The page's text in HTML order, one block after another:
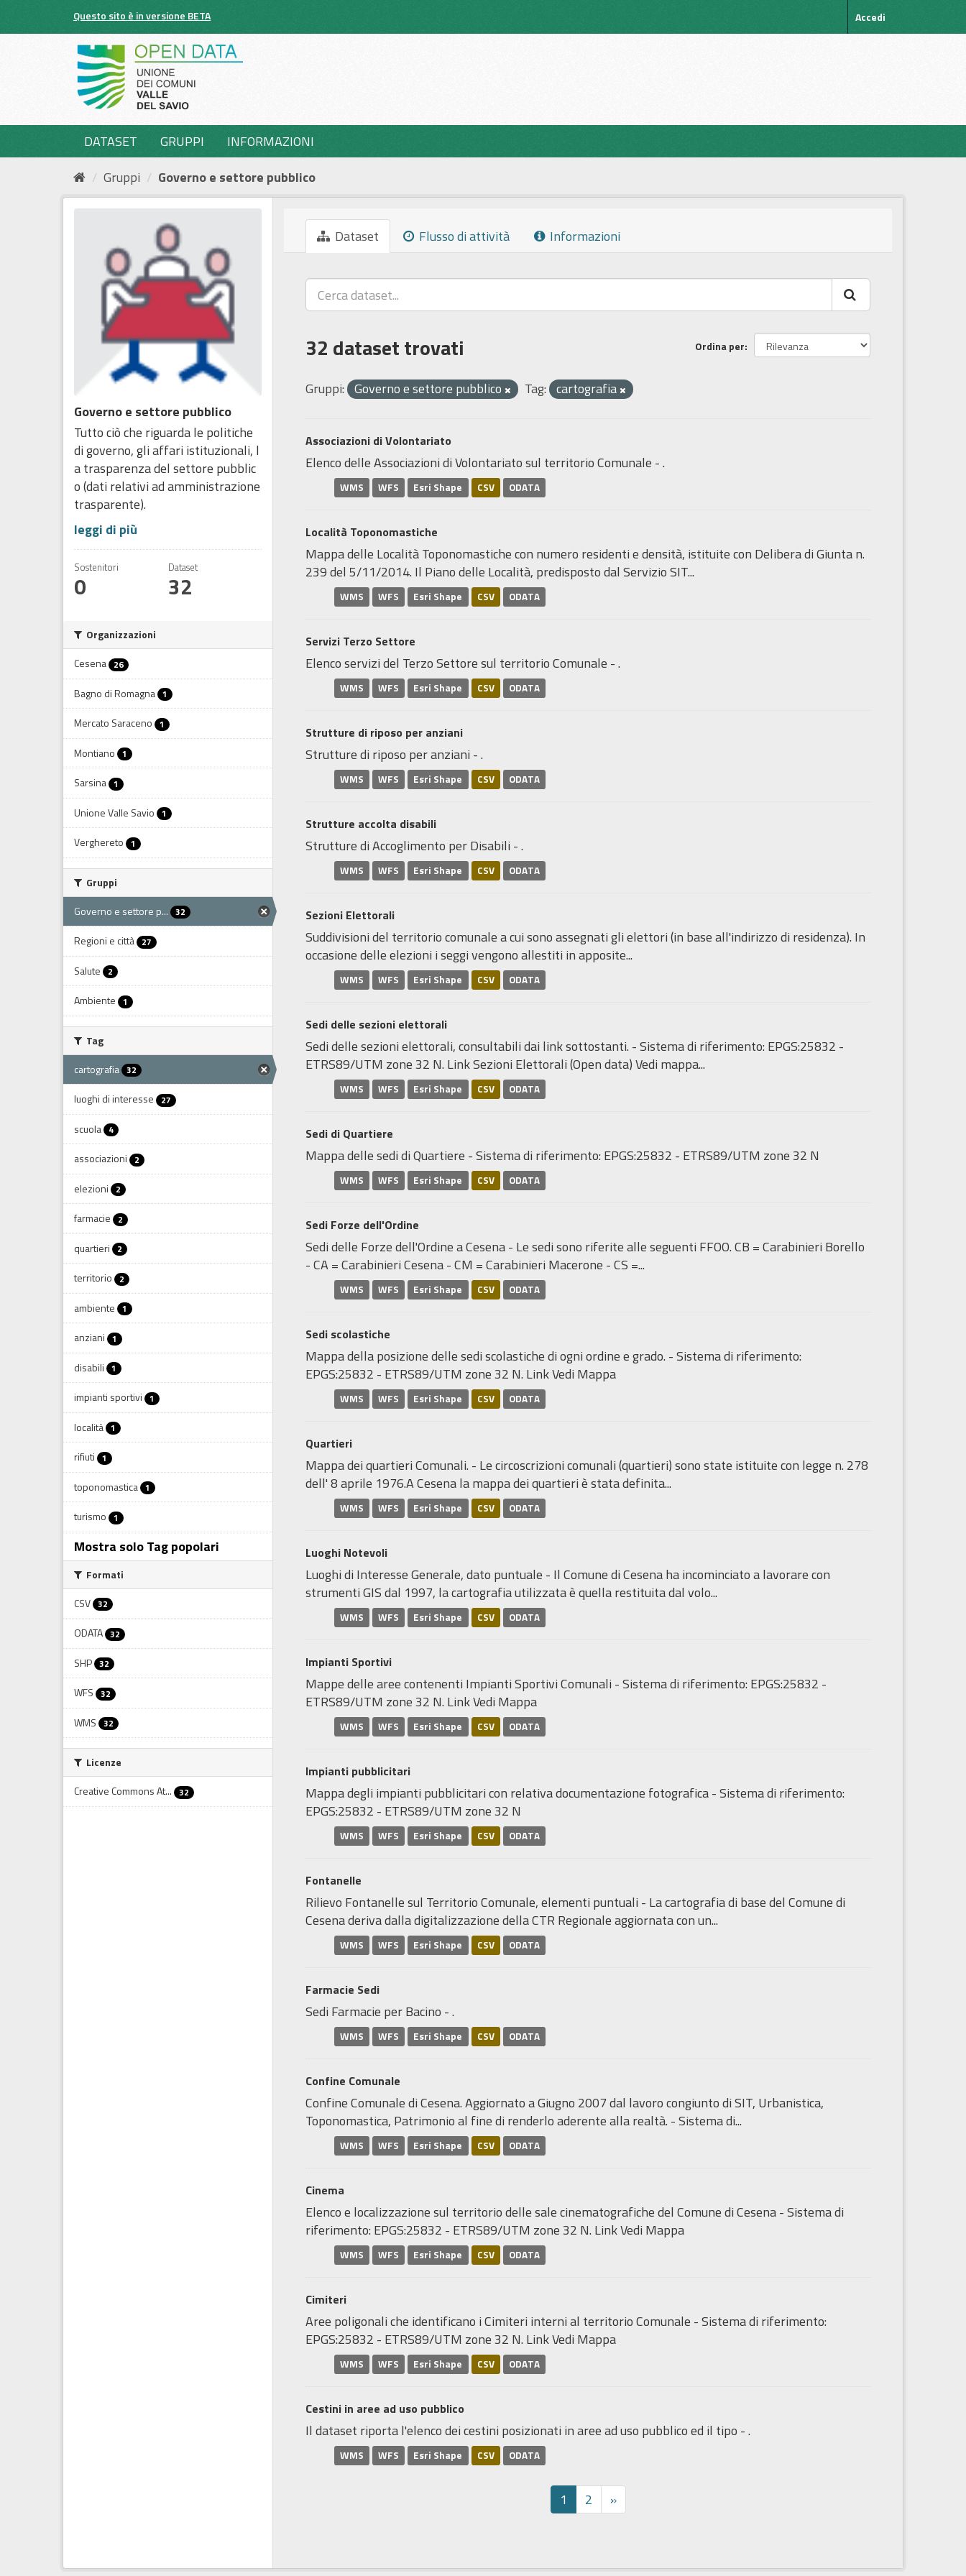
Questo sito è in versione BETA Accedi
DATASET GRUPPI
INFORMAZIONI
Gruppi
Governo e settore pubblico
Governo e settore pubblico
Tutto ciò che riguarda le politiche
di governo, gli affari istituzionali, l
a trasparenza del settore pubblic
o (dati relativi ad amministrazione
trasparente).
leggi di più
Sostenitori
0
Dataset
32
Organizzazioni
Cesena 26
Bagno di Romagna 1
Mercato Saraceno 1
Montiano 1
Sarsina 1
Unione Valle Savio 1
Verghereto 1
Gruppi
Governo e settore p... 32
Regioni e città 27
Salute 2
Ambiente 1
Tag
cartografia 32
luoghi di interesse 27
scuola 4
associazioni 2
elezioni 2
farmacie 2
quartieri 2
territorio 2
ambiente 1
anziani 1
disabili 1
impianti sportivi 1
località 1
rifiuti 1
toponomastica 1
turismo 1
Mostra solo Tag popolari
Formati
CSV 32
ODATA 32
SHP 32
WFS 32
WMS 32
Licenze
Creative Commons At... 32
Dataset Flusso di attività Informazioni
Ordina per
32 dataset trovati
Gruppi: Governo e settore pubblico Tag: cartografia
Associazioni di Volontariato
Elenco delle Associazioni di Volontariato sul territorio Comunale - .
WMS WFS Esri Shape CSV ODATA
Località Toponomastiche
Mappa delle Località Toponomastiche con numero residenti e densità, istituite con Delibera di Giunta n.
239 del 5/11/2014. Il Piano delle Località, predisposto dal Servizio SIT...
WMS WFS Esri Shape CSV ODATA
Servizi Terzo Settore
Elenco servizi del Terzo Settore sul territorio Comunale - .
WMS WFS Esri Shape CSV ODATA
Strutture di riposo per anziani
Strutture di riposo per anziani - .
WMS WFS Esri Shape CSV ODATA
Strutture accolta disabili
Strutture di Accoglimento per Disabili - .
WMS WFS Esri Shape CSV ODATA
Sezioni Elettorali
Suddivisioni del territorio comunale a cui sono assegnati gli elettori (in base all'indirizzo di residenza). In
occasione delle elezioni i seggi vengono allestiti in apposite...
WMS WFS Esri Shape CSV ODATA
Sedi delle sezioni elettorali
Sedi delle sezioni elettorali, consultabili dai link sottostanti. - Sistema di riferimento: EPGS:25832 -
ETRS89/UTM zone 32 N. Link Sezioni Elettorali (Open data) Vedi mappa...
WMS WFS Esri Shape CSV ODATA
Sedi di Quartiere
Mappa delle sedi di Quartiere - Sistema di riferimento: EPGS:25832 - ETRS89/UTM zone 32 N
WMS WFS Esri Shape CSV ODATA
Sedi Forze dell'Ordine
Sedi delle Forze dell'Ordine a Cesena - Le sedi sono riferite alle seguenti FFOO. CB = Carabinieri Borello
- CA = Carabinieri Cesena - CM = Carabinieri Macerone - CS =...
WMS WFS Esri Shape CSV ODATA
Sedi scolastiche
Mappa della posizione delle sedi scolastiche di ogni ordine e grado. - Sistema di riferimento:
EPGS:25832 - ETRS89/UTM zone 32 N. Link Vedi Mappa
WMS WFS Esri Shape CSV ODATA
Quartieri
Mappa dei quartieri Comunali. - Le circoscrizioni comunali (quartieri) sono state istituite con legge n. 278
dell' 8 aprile 1976.A Cesena la mappa dei quartieri è stata definita...
WMS WFS Esri Shape CSV ODATA
Luoghi Notevoli
Luoghi di Interesse Generale, dato puntuale - Il Comune di Cesena ha incominciato a lavorare con
strumenti GIS dal 1997, la cartografia utilizzata è quella restituita dal volo...
WMS WFS Esri Shape CSV ODATA
Impianti Sportivi
Mappe delle aree contenenti Impianti Sportivi Comunali - Sistema di riferimento: EPGS:25832 -
ETRS89/UTM zone 32 N. Link Vedi Mappa
WMS WFS Esri Shape CSV ODATA
Impianti pubblicitari
Mappa degli impianti pubblicitari con relativa documentazione fotografica - Sistema di riferimento:
EPGS:25832 - ETRS89/UTM zone 32 N
WMS WFS Esri Shape CSV ODATA
Fontanelle
Rilievo Fontanelle sul Territorio Comunale, elementi puntuali - La cartografia di base del Comune di
Cesena deriva dalla digitalizzazione della CTR Regionale aggiornata con un...
WMS WFS Esri Shape CSV ODATA
Farmacie Sedi
Sedi Farmacie per Bacino - .
WMS WFS Esri Shape CSV ODATA
Confine Comunale
Confine Comunale di Cesena. Aggiornato a Giugno 2007 dal lavoro congiunto di SIT, Urbanistica,
Toponomastica, Patrimonio al fine di renderlo aderente alla realtà. - Sistema di...
WMS WFS Esri Shape CSV ODATA
Cinema
Elenco e localizzazione sul territorio delle sale cinematografiche del Comune di Cesena - Sistema di
riferimento: EPGS:25832 - ETRS89/UTM zone 32 N. Link Vedi Mappa
WMS WFS Esri Shape CSV ODATA
Cimiteri
Aree poligonali che identificano i Cimiteri interni al territorio Comunale - Sistema di riferimento:
EPGS:25832 - ETRS89/UTM zone 32 N. Link Vedi Mappa
WMS WFS Esri Shape CSV ODATA
Cestini in aree ad uso pubblico
Il dataset riporta l'elenco dei cestini posizionati in aree ad uso pubblico ed il tipo - .
WMS WFS Esri Shape CSV ODATA
1 2 »